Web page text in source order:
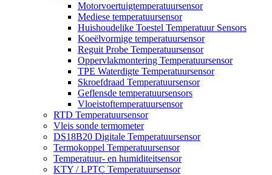
Motorvoertuigtemperatuursensor
Mediese temperatuursensor
Huishoudelike Toestel Temperatuur Sensors
Koeëlvormige temperatuursensor
Reguit Probe Temperatuursensor
Oppervlakmontering Temperatuursensor
TPE Waterdigte Temperatuursensor
Skroefdraad Temperatuursensor
Geflensde temperatuursensors
Vloeistoftemperatuursensor
RTD Temperatuursensor
Vleis sonde termometer
DS18B20 Digitale Temperatuursensor
Termokoppel Temperatuursensor
Temperatuur- en humiditeitsensor
KTY / LPTC Temperatuursensor